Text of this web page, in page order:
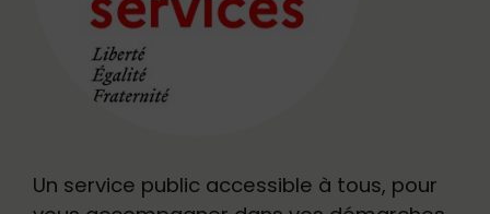
Un service public accessible à tous, pour